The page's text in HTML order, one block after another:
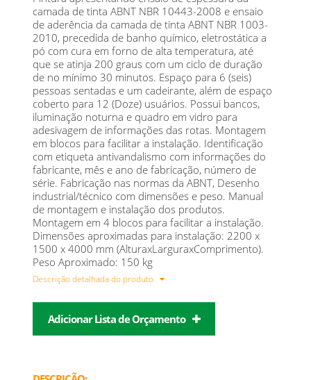
camada de tinta ABNT NBR 10443-2008 e ensaio
de aderência da camada de tinta ABNT NBR 1003-
2010, precedida de banho químico, eletrostática a
pó com cura em forno de alta temperatura, até
que se atinja 200 graus com um ciclo de duração
de no mínimo 30 minutos. Espaço para 6 (seis)
pessoas sentadas e um cadeirante, além de espaço
coberto para 12 (Doze) usuários. Possui bancos,
iluminação noturna e quadro em vidro para
adesivagem de informações das rotas. Montagem
em blocos para facilitar a instalação. Identificação
com etiqueta antivandalismo com informações do
fabricante, mês e ano de fabricação, número de
série. Fabricação nas normas da ABNT, Desenho
industrial/técnico com dimensões e peso. Manual
de montagem e instalação dos produtos.
Montagem em 4 blocos para facilitar a instalação.
Dimensões aproximadas para instalação: 2200 x
1500 x 4000 mm (AlturaxLarguraxComprimento).
Peso Aproximado: 150 kg
Descrição detalhada do produto
Adicionar Lista de Orçamento